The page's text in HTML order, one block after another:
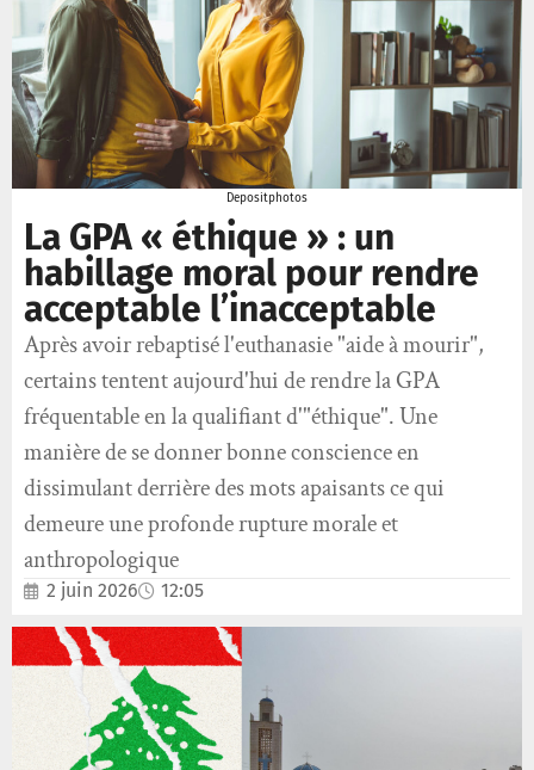
Depositphotos
La GPA « éthique » : un
habillage moral pour rendre
acceptable l’inacceptable
Après avoir rebaptisé l'euthanasie "aide à mourir",
certains tentent aujourd'hui de rendre la GPA
fréquentable en la qualifiant d'"éthique". Une
manière de se donner bonne conscience en
dissimulant derrière des mots apaisants ce qui
demeure une profonde rupture morale et
anthropologique
2 juin 2026 12:05